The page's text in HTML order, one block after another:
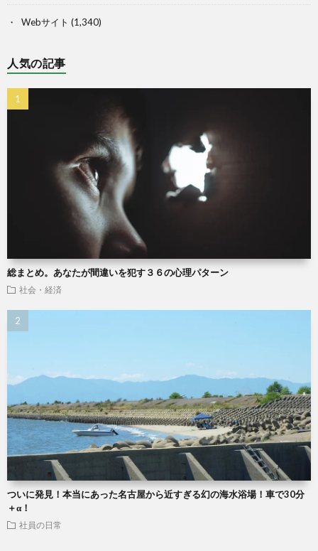
Webサイト (1,340)
人気の記事
総まとめ。あなたが間違いを犯す３６の心理パターン
社会・経済
ついに発見！本当にあった名古屋から近すぎる幻の海水浴場！車で30分
＋α！
社員の日常